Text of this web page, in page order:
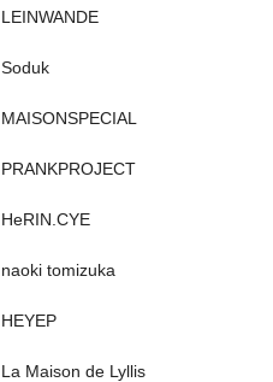
LEINWANDE
Soduk
MAISONSPECIAL
PRANKPROJECT
HeRIN.CYE
naoki tomizuka
HEYEP
La Maison de Lyllis